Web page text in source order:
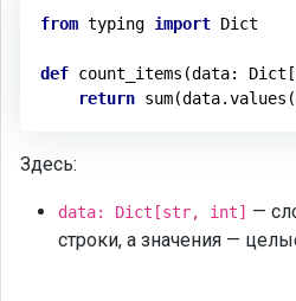
from typing import Dict
def count_items (data:
return
Здесь:
data: Dict[str, int] —
строки, а значения —